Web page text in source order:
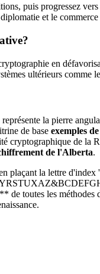
puis progressez
et le commerce
en
ultérieurs comme
la pierre
de base exemples
cryptographique de la
de l'Alberta.
plaçant la lettre
toutes les méthodes